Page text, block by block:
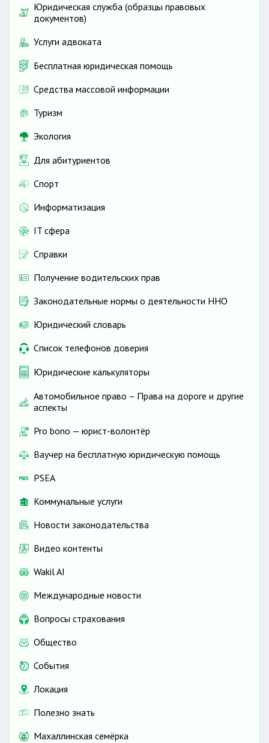
Юридическая служба (образцы правовых
документов)
Услуги адвоката
Бесплатная юридическая помощь
Средства массовой информации
Туризм
Экология
Для абитуриентов
Спорт
Информатизация
IT сфера
Справки
Получение водительских прав
Законодательные нормы о деятельности ННО
Юридический словарь
Список телефонов доверия
Юридические калькуляторы
Автомобильное право – Права на дороге и другие
аспекты
Pro bono — юрист-волонтёр
Ваучер на бесплатную юридическую помощь
PSEA
Коммунальные услуги
Новости законодательства
Видео контенты
Wakil AI
Международные новости
Вопросы страхования
Общество
События
Локация
Полезно знать
Махаллинская семёрка